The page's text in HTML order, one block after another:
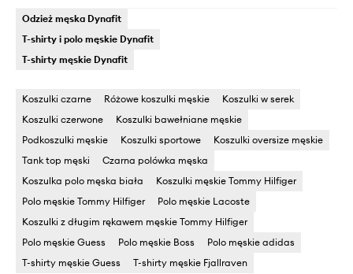
Odzież męska Dynafit
T-shirty i polo męskie Dynafit
T-shirty męskie Dynafit
Koszulki czarne Różowe koszulki męskie
Koszulki w serek
Koszulki czerwone
Koszulki bawełniane męskie
Podkoszulki męskie
Koszulki sportowe
Koszulki oversize męskie
Tank top męski
Czarna polówka męska
Koszulka polo męska biała
Koszulki męskie Tommy Hilfiger
Polo męskie Tommy Hilfiger
Polo męskie Lacoste
Koszulki z długim rękawem męskie Tommy Hilfiger
Polo męskie Guess
Polo męskie Boss
Polo męskie adidas
T-shirty męskie Guess
T-shirty męskie Fjallraven